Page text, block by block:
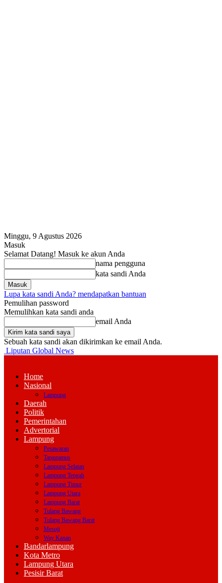
Minggu, 9 Agustus 2026
Masuk
Selamat Datang! Masuk ke akun Anda
nama pengguna
kata sandi Anda
Lupa kata sandi Anda? mendapatkan bantuan
Pemulihan password
Memulihkan kata sandi anda
email Anda
Sebuah kata sandi akan dikirimkan ke email Anda.
Liputan Global News
Home
Nasional
Lampung
Daerah
Politik
Pemerintahan
Advertorial
Lampung
Pesawaran
Tanggamus
Lampung Selatan
Lampung Tengah
Lampung Timur
Lampung Utara
Lampung Barat
Tulang Bawang
Tulang Bawang Barat
Mesuji
Way Kanan
Bandarlampung
Kota Metro
Lampung Utara
Pesisir Barat